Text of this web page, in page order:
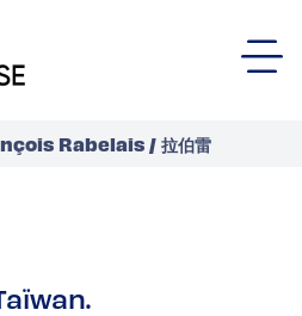
Rabelais / 拉伯雷